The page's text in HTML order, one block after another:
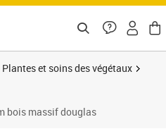
Plantes et soins des végétaux
bois massif douglas